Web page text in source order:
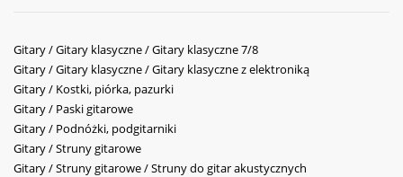
Gitary / Gitary klasyczne / Gitary klasyczne 7/8
Gitary / Gitary klasyczne / Gitary klasyczne z elektroniką
Gitary / Kostki, piórka, pazurki
Gitary / Paski gitarowe
Gitary / Podnóżki, podgitarniki
Gitary / Struny gitarowe
Gitary / Struny gitarowe / Struny do gitar akustycznych